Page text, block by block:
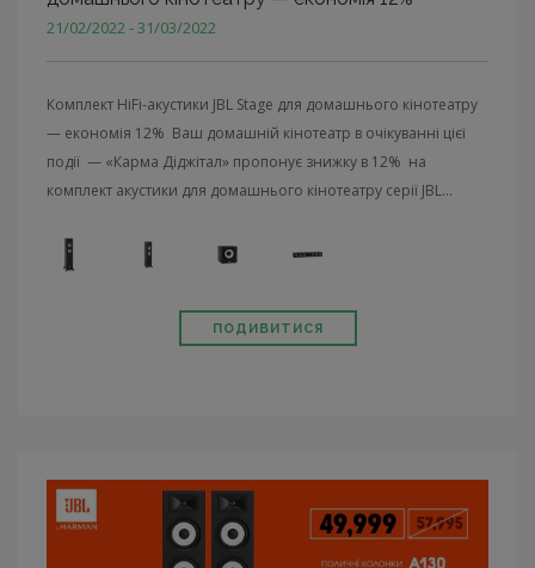
21/02/2022 - 31/03/2022
Комплект HiFi-акустики JBL Stage для домашнього кінотеатру
— економія 12% Ваш домашній кінотеатр в очікуванні цієї
події — «Карма Діджітал» пропонує знижку в 12% на
комплект акустики для домашнього кінотеатру серії JBL...
ПОДИВИТИСЯ